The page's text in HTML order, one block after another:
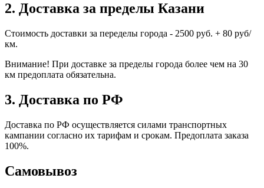
2. Доставка за пределы Казани
Стоимость доставки за переделы города - 2500 руб. + 80 руб/
км.
Внимание! При доставке за пределы города более чем на 30
км предоплата обязательна.
3. Доставка по РФ
Доставка по РФ осуществляется силами транспортных
кампании согласно их тарифам и срокам. Предоплата заказа
100%.
Самовывоз